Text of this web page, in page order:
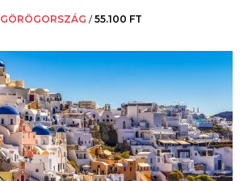
GÖRÖGORSZÁG /55.100 FT